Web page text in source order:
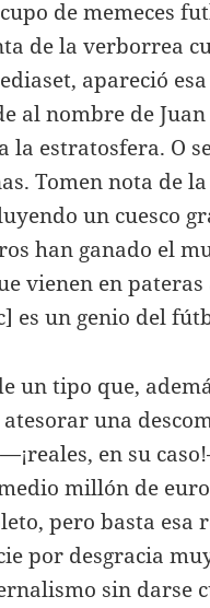
de memeces
de la verborrea
apareció
al nombre de Juan
estratosfera. O
Tomen nota de la
un cuesco
han ganado el
vienen en pateras
es un genio del
un tipo que,
una
en su
millón de
pero basta esa
por desgracia
sin darse